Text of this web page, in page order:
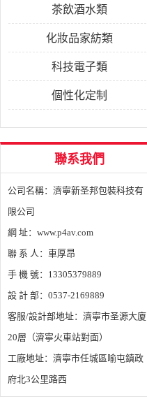
茶飲酒水類
化妝品家紡類
科技電子類
個性化定制
聯系我們
公司名稱：濟寧新圣邦包裝科技有
限公司
網 址：www.p4av.com
聯 系 人：車厚昂
手 機 號：13305379889
設 計 部：0537-2169889
客服/設計部地址：濟寧市圣源大廈
20層（濟寧火車站對面）
工廠地址：濟寧市任城區喻屯鎮政
府北3公里路西